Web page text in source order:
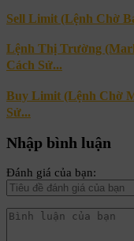
Sell Limit (Lệnh Chờ
Lệnh Thị Trường
Cách Sử...
Buy Limit (Lệnh Chờ
Sử...
Nhập bình luận
Đánh giá của bạn: